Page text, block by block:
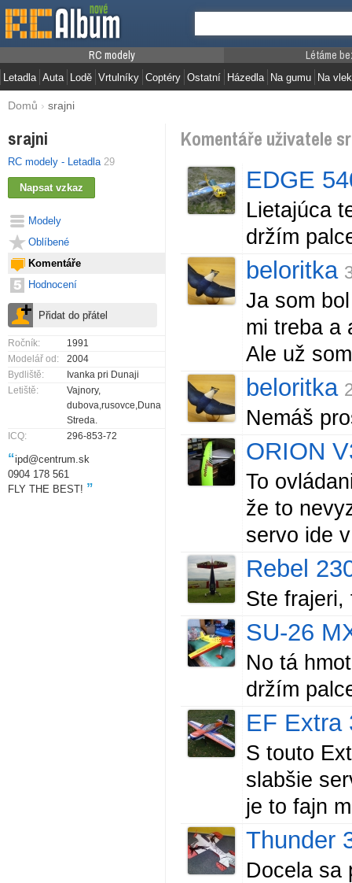
RC modely
Letadla Auta Lodě Vrtulníky Coptéry Ostatní
Létáme
Házedla Na gumu Na vlek
Domů › srajni
srajni
RC modely - Letadla 29
Modely
Oblíbené
Komentáře
Hodnocení
Ročník:
1991
Modelář od:
2004
Bydliště:
Ivanka pri Dunaji
Letiště:
Vajnory,
dubova,rusovce,Dunajská
Streda.
ICQ:
296-853-72
“ipd@centrum.sk
0904 178 561
FLY THE BEST! ”
Komentáře uživatele
EDGE
Lietajúca
držím
beloritka
Ja som
mi treba a
Ale už
beloritka
Nemáš
ORION
To
že to
servo ide
Rebel
Ste frajeri,
SU-26
No tá
držím
EF Extra
S touto
slabšie
je to fajn
Thunder
Docela sa